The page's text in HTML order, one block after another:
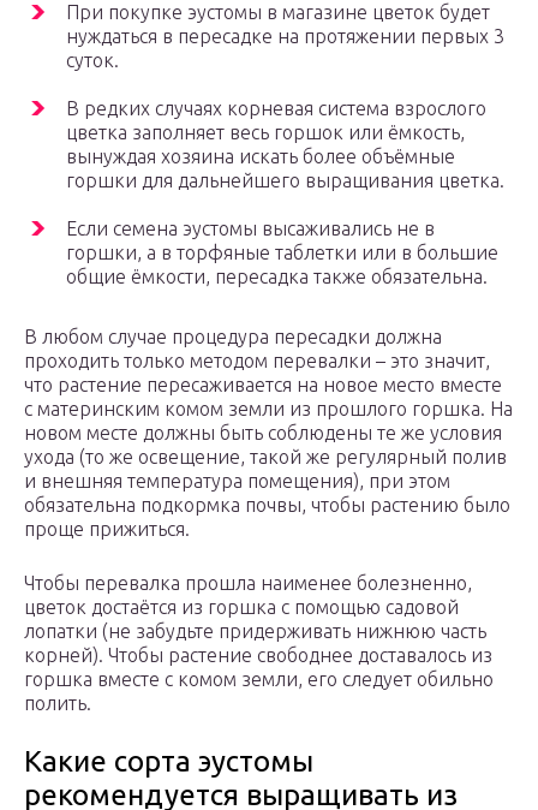
При покупке эустомы в магазине цветок будет
нуждаться в пересадке на протяжении первых 3
суток.
В редких случаях корневая система взрослого
цветка заполняет весь горшок или ёмкость,
вынуждая хозяина искать более объёмные
горшки для дальнейшего выращивания цветка.
Если семена эустомы высаживались не в
горшки, а в торфяные таблетки или в большие
общие ёмкости, пересадка также обязательна.
В любом случае процедура пересадки должна
проходить только методом перевалки – это значит,
что растение пересаживается на новое место вместе
с материнским комом земли из прошлого горшка. На
новом месте должны быть соблюдены те же условия
ухода (то же освещение, такой же регулярный полив
и внешняя температура помещения), при этом
обязательна подкормка почвы, чтобы растению было
проще прижиться.
Чтобы перевалка прошла наименее болезненно,
цветок достаётся из горшка с помощью садовой
лопатки (не забудьте придерживать нижнюю часть
корней). Чтобы растение свободнее доставалось из
горшка вместе с комом земли, его следует обильно
полить.
Какие сорта эустомы
рекомендуется выращивать из